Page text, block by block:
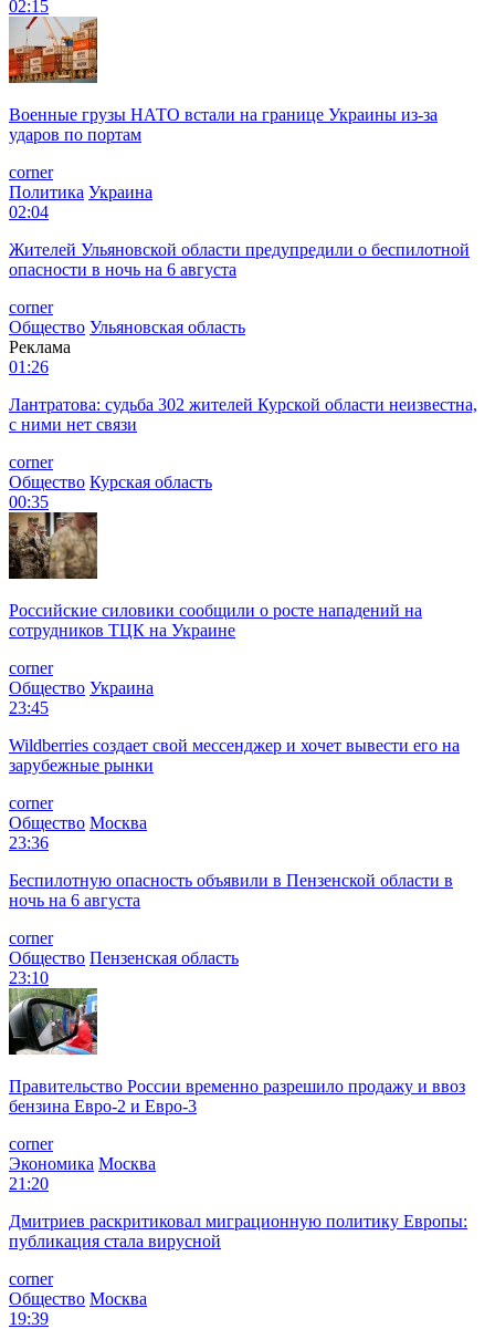
02:15
Военные грузы НАТО встали на границе Украины из-за
ударов по портам
corner
Политика Украина
02:04
Жителей Ульяновской области предупредили о беспилотной
опасности в ночь на 6 августа
corner
Общество Ульяновская область
Реклама
01:26
Лантратова: судьба 302 жителей Курской области неизвестна,
с ними нет связи
corner
Общество Курская область
00:35
Российские силовики сообщили о росте нападений на
сотрудников ТЦК на Украине
corner
Общество Украина
23:45
Wildberries создает свой мессенджер и хочет вывести его на
зарубежные рынки
corner
Общество Москва
23:36
Беспилотную опасность объявили в Пензенской области в
ночь на 6 августа
corner
Общество Пензенская область
23:10
Правительство России временно разрешило продажу и ввоз
бензина Евро-2 и Евро-3
corner
Экономика Москва
21:20
Дмитриев раскритиковал миграционную политику Европы:
публикация стала вирусной
corner
Общество Москва
19:39